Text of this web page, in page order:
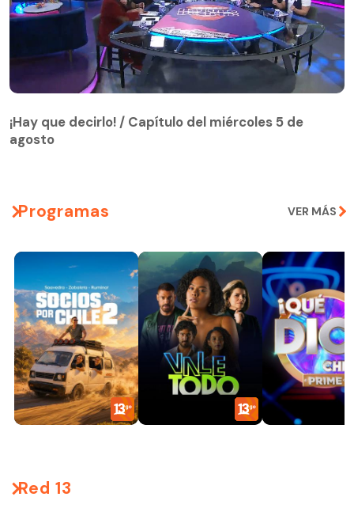
agosto
¡Hay que decirlo! / Capítulo del miércoles 5 de
agosto
Programas VER MÁS
Red 13